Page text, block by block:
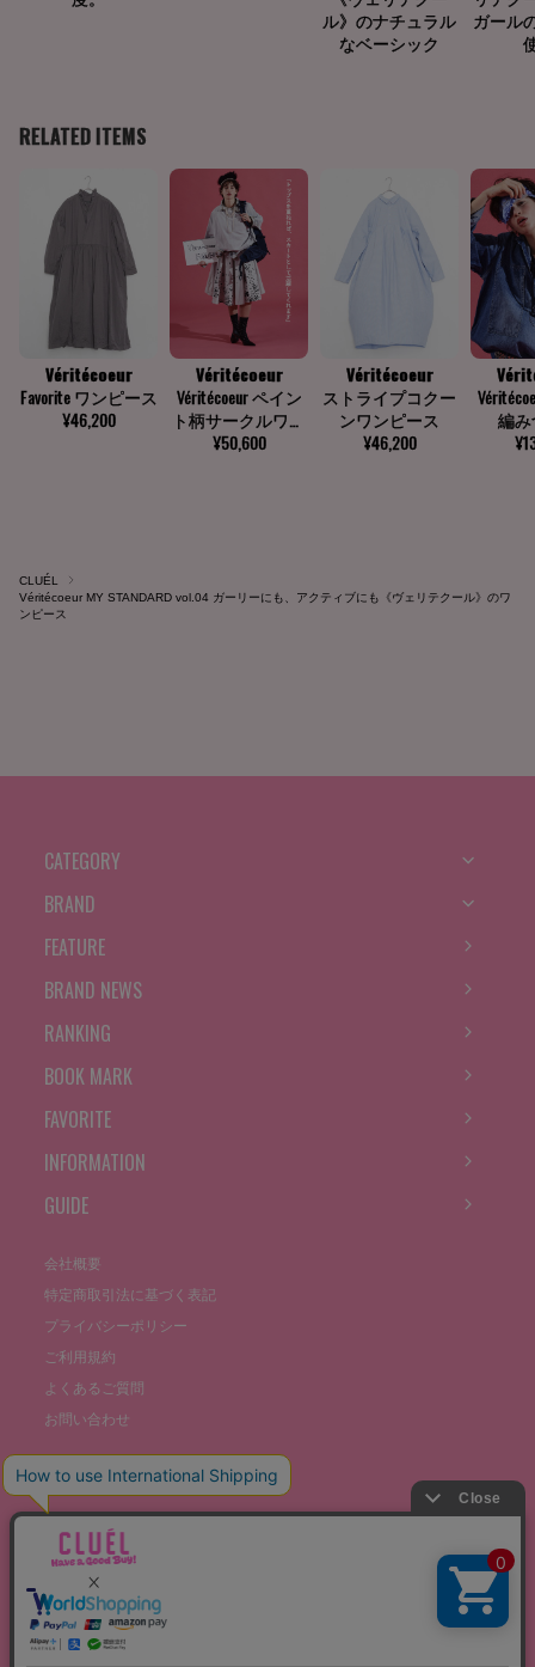
CLUÉL
Véritécoeur MY STANDARD vol.04 ガーリーにも、アクティブにも《ヴェリテクール》のワ
ンピース
CATEGORY
BRAND
FEATURE
BRAND NEWS
RANKING
BOOK MARK
FAVORITE
INFORMATION
GUIDE
会社概要
特定商取引法に基づく表記
プライバシーポリシー
ご利用規約
よくあるご質問
お問い合わせ
©THE STOCKS CO., LTD